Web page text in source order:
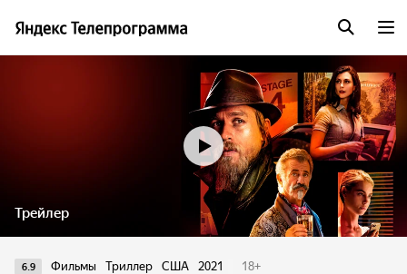
Трейлер
6.9 Фильмы Триллер США 2021 18+